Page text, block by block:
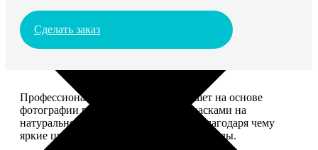
Сделать заказ
Профессиональный художник напишет на основе
фотографии портрет акриловыми красками на
натуральном холсте. Покроет лаком, благодаря чему
яркие цвета будут радовать вас долгие годы.